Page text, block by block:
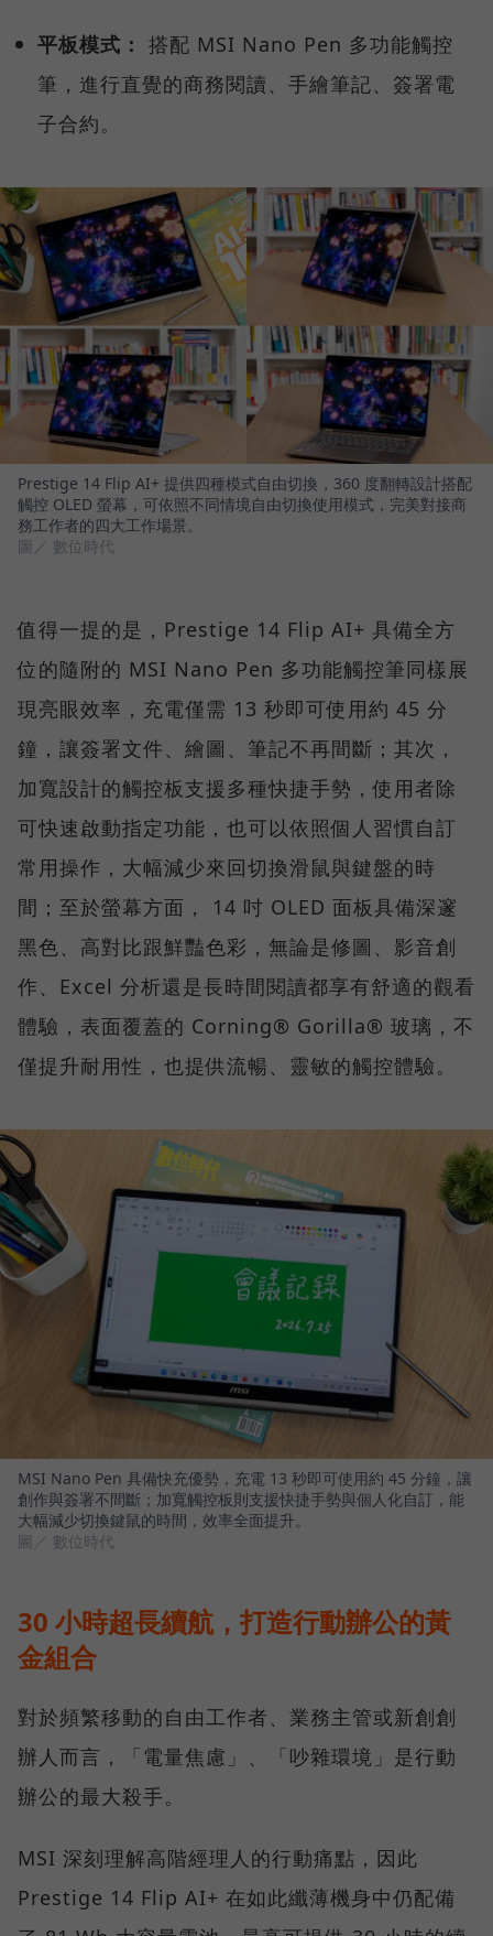
平板模式： 搭配 MSI Nano Pen 多功能觸控
筆，進行直覺的商務閱讀、手繪筆記、簽署電
子合約。
Prestige 14 Flip AI+ 提供四種模式自由切換，360 度翻轉設計搭配
觸控 OLED 螢幕，可依照不同情境自由切換使用模式，完美對接商
務工作者的四大工作場景。
圖／ 數位時代
值得一提的是，Prestige 14 Flip AI+ 具備全方
位的隨附的 MSI Nano Pen 多功能觸控筆同樣展
現亮眼效率，充電僅需 13 秒即可使用約 45 分
鐘，讓簽署文件、繪圖、筆記不再間斷；其次，
加寬設計的觸控板支援多種快捷手勢，使用者除
可快速啟動指定功能，也可以依照個人習慣自訂
常用操作，大幅減少來回切換滑鼠與鍵盤的時
間；至於螢幕方面， 14 吋 OLED 面板具備深邃
黑色、高對比跟鮮豔色彩，無論是修圖、影音創
作、Excel 分析還是長時間閱讀都享有舒適的觀看
體驗，表面覆蓋的 Corning® Gorilla® 玻璃，不
僅提升耐用性，也提供流暢、靈敏的觸控體驗。
MSI Nano Pen 具備快充優勢，充電 13 秒即可使用約 45 分鐘，讓
創作與簽署不間斷；加寬觸控板則支援快捷手勢與個人化自訂，能
大幅減少切換鍵鼠的時間，效率全面提升。
圖／ 數位時代
30 小時超長續航，打造行動辦公的黃
金組合
對於頻繁移動的自由工作者、業務主管或新創創
辦人而言，「電量焦慮」、「吵雜環境」是行動
辦公的最大殺手。
MSI 深刻理解高階經理人的行動痛點，因此
Prestige 14 Flip AI+ 在如此纖薄機身中仍配備